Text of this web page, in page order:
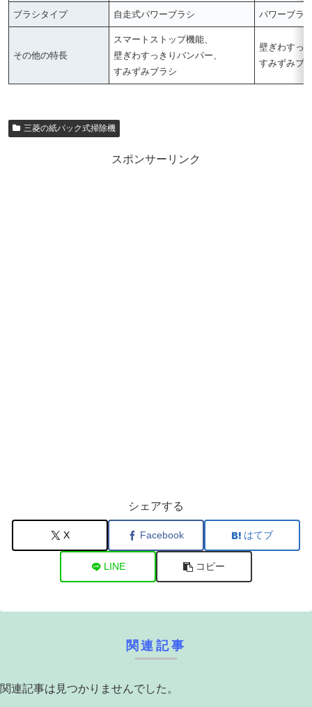
ブラシタイプ 自走式パワーブラシ パワーブラ
その他の特長
スマートストップ機能、
壁ぎわすっきりバンパー、
すみずみブラシ
壁ぎわすっ
すみずみブ
三菱の紙パック式掃除機
スポンサーリンク
シェアする
X Facebook はてブ
LINE コピー
関連記事
関連記事は見つかりませんでした。